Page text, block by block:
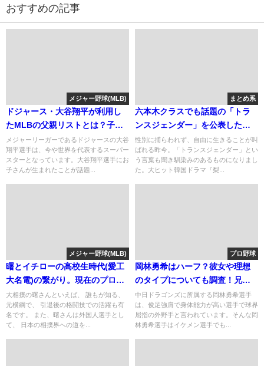
おすすめの記事
メジャー野球(MLB)
ドジャース・大谷翔平が利用し
たMLBの父親リストとは？子供
の名前は陽咲？
メジャーリーガーであるドジャースの大谷
翔平選手は、今や世界を代表するスーパー
スターとなっています。大谷翔平選手にお
子さんが生まれたことが話題...
まとめ系
六本木クラスでも話題の「トラ
ンスジェンダー」を公表した有
名人たち
性別に捕らわれず、自由に生きることが叫
ばれる昨今。「トランスジェンダー」とい
う言葉も聞き馴染みのあるものになりまし
た。大ヒット韓国ドラマ『梨...
メジャー野球(MLB)
曙とイチローの高校生時代(愛工
大名電)の繋がり。現在のプロ後
の関係
大相撲の曙さんといえば、 誰もが知る、
元横綱で、 引退後の格闘技での活躍も有
名です。 また、曙さんは外国人選手とし
て、 日本の相撲界への道を...
プロ野球
岡林勇希はハーフ？彼女や理想
のタイプについても調査！兄も
かっこいい？
中日ドラゴンズに所属する岡林勇希選手
は、俊足強肩で身体能力が高い選手で球界
屈指の外野手と言われています。そんな岡
林勇希選手はイケメン選手でも...